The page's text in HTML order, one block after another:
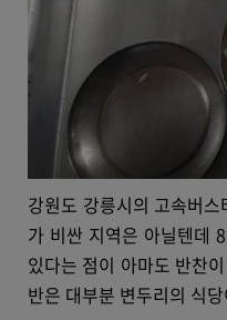
강원도 강릉시의 고속버
가 비싼 지역은 아닐텐데
있다는 점이 아마도 반찬
반은 대부분 변두리의 식